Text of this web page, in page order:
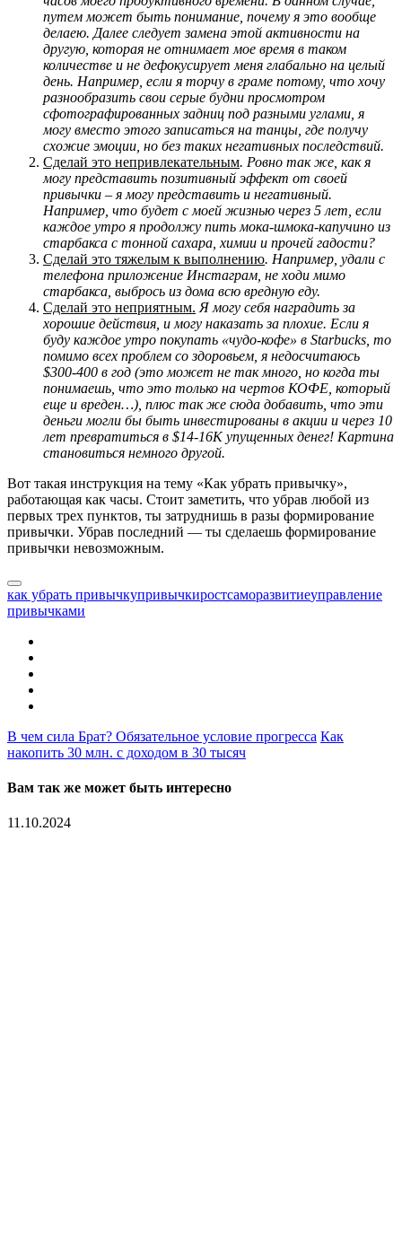
путем может быть понимание, почему я это вообще
делаею. Далее следует замена этой активности на
другую, которая не отнимает мое время в таком
количестве и не дефокусирует меня глабально на целый
день. Например, если я торчу в граме потому, что хочу
разнообразить свои серые будни просмотром
сфотографированных задниц под разными углами, я
могу вместо этого записаться на танцы, где получу
схожие эмоции, но без таких негативных последствий.
Сделай это непривлекательным. Ровно так же, как я
могу представить позитивный эффект от своей
привычки – я могу представить и негативный.
Например, что будет с моей жизнью через 5 лет, если
каждое утро я продолжу пить мока-шмока-капучино из
старбакса с тонной сахара, химии и прочей гадости?
Сделай это тяжелым к выполнению. Например, удали с
телефона приложение Инстаграм, не ходи мимо
старбакса, выбрось из дома всю вредную еду.
Сделай это неприятным. Я могу себя наградить за
хорошие действия, и могу наказать за плохие. Если я
буду каждое утро покупать «чудо-кофе» в Starbucks, то
помимо всех проблем со здоровьем, я недосчитаюсь
$300-400 в год (это может не так много, но когда ты
понимаешь, что это только на чертов КОФЕ, который
еще и вреден…), плюс так же сюда добавить, что эти
деньги могли бы быть инвестированы в акции и через 10
лет превратиться в $14-16K упущенных денег! Картина
становиться немного другой.
Вот такая инструкция на тему «Как убрать привычку»,
работающая как часы. Стоит заметить, что убрав любой из
первых трех пунктов, ты затруднишь в разы формирование
привычки. Убрав последний — ты сделаешь формирование
привычки невозможным.
как убрать привычкупривычкиростсаморазвитиеуправление
привычками
В чем сила Брат? Обязательное условие прогресса Как
накопить 30 млн. с доходом в 30 тысяч
Вам так же может быть интересно
11.10.2024